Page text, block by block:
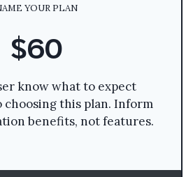
YOUR PLAN
$60
know what to expect
choosing this plan. Inform
benefits, not features.